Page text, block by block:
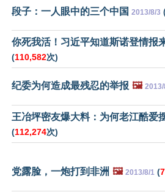
段子：一人眼中的三个中国 2013/8/3
你死我活！习近平知道斯诺登情报
(110,582次)
纪委为何造成最残忍的举报 🖼️ 2013/
王冶坪密友爆大料：为何老江酷爱
(112,274次)
党露脸，一炮打到非洲 🖼️ 2013/8/1 (